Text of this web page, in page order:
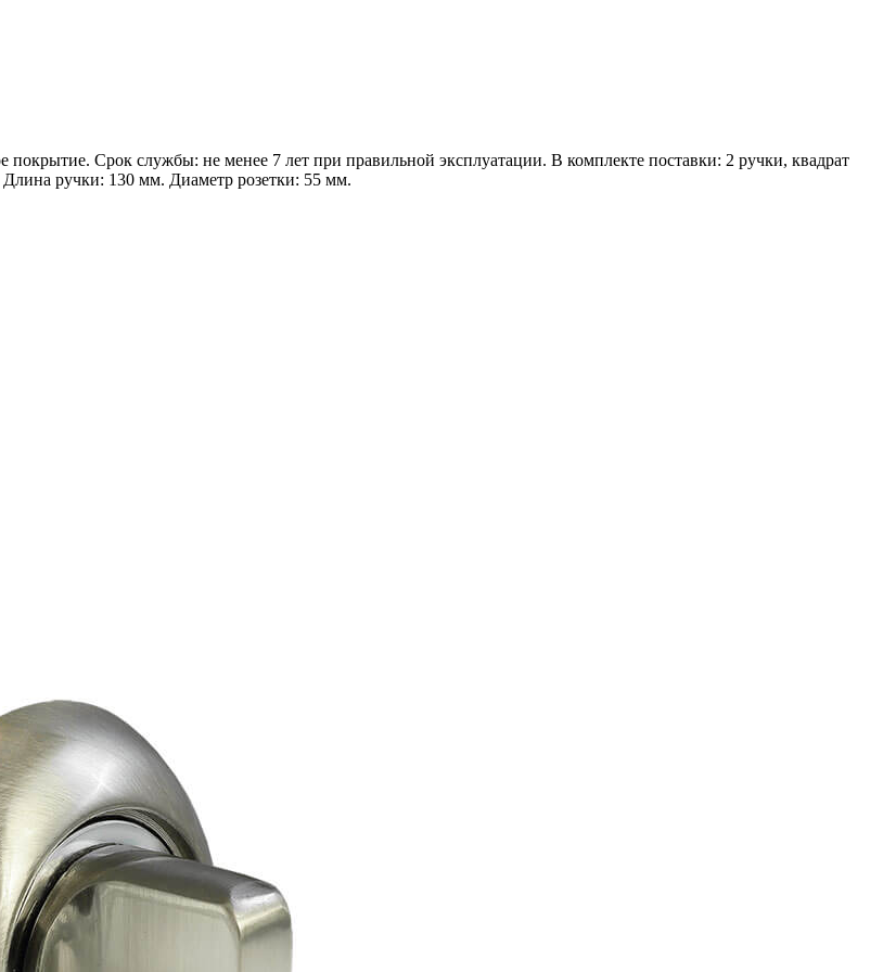
покрытие. Срок службы: не менее 7 лет при правильной эксплуатации. В комплекте поставки: 2 ручки, квадрат
ручки: 130 мм. Диаметр розетки: 55 мм.